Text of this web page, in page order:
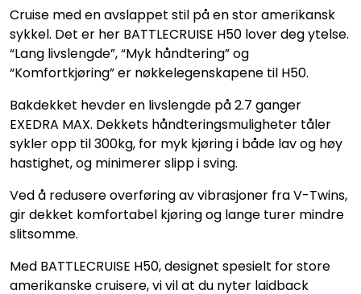
Cruise med en avslappet stil på en stor amerikansk
sykkel. Det er her BATTLECRUISE H50 lover deg ytelse.
“Lang livslengde”, “Myk håndtering” og
“Komfortkjøring” er nøkkelegenskapene til H50.
Bakdekket hevder en livslengde på 2.7 ganger
EXEDRA MAX. Dekkets håndteringsmuligheter tåler
sykler opp til 300kg, for myk kjøring i både lav og høy
hastighet, og minimerer slipp i sving.
Ved å redusere overføring av vibrasjoner fra V-Twins,
gir dekket komfortabel kjøring og lange turer mindre
slitsomme.
Med BATTLECRUISE H50, designet spesielt for store
amerikanske cruisere, vi vil at du nyter laidback